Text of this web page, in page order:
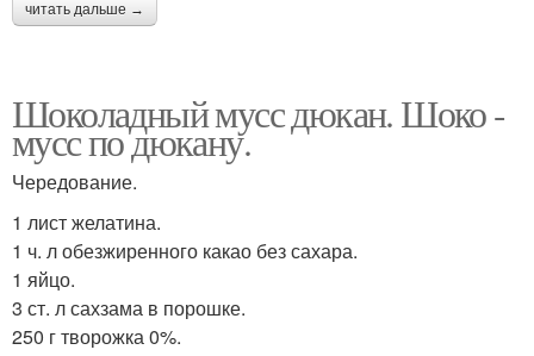
читать дальше →
Шоколадный мусс дюкан. Шоко -
мусс по дюкану.
Чередование.
1 лист желатина.
1 ч. л обезжиренного какао без сахара.
1 яйцо.
3 ст. л сахзама в порошке.
250 г творожка 0%.